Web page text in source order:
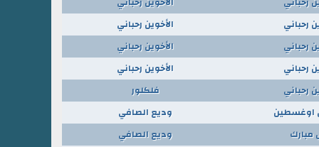
رحباني
الأخوين رحباني
رحباني
الأخوين رحباني
رحباني
الأخوين رحباني
رحباني
فلكلور
اوغسطين
وديع الصافي
مبارك
وديع الصافي